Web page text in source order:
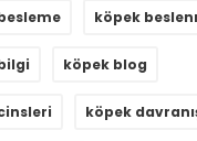
köpek
köpek blog
köpek